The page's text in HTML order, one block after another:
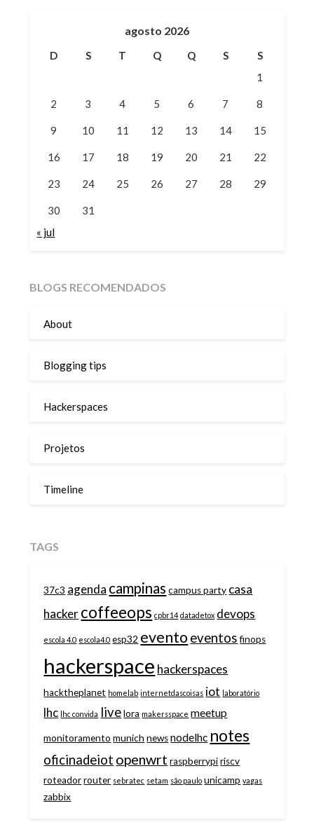
agosto 2026
D S T Q Q S
S
1
2 3 4 5 6 7 8
9 10 11 12 13 14 15
16 17 18 19 20 21 22
23 24 25 26 27 28 29
30
31
« jul
BLOGS RECOMENDADOS
About
Blogging tips
Hackerspaces
Projetos
Timeline
TAGS
37c3 agenda campinas campus party casa
hackercoffeeops cpbr14 datadetox devops
escola 4.0 escola4.0 esp32 evento eventos finops
hackerspace hackerspaces
hacktheplanet homelab internetdascoisas iot laboratório
lhc lhc convida live lora makersspace meetup
monitoramento munich news nodelhc notes
oficinadeiot openwrt raspberrypi riscv
roteador router sebratec setam são paulo unicamp vagas
zabbix